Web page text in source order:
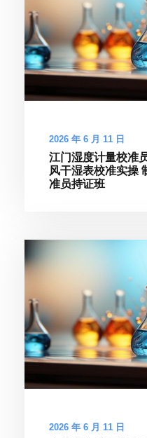
2026 年 6 月 11 日
江门湿度计量校准
风干湿表校准实操
准员持证班
2026 年 6 月 11 日